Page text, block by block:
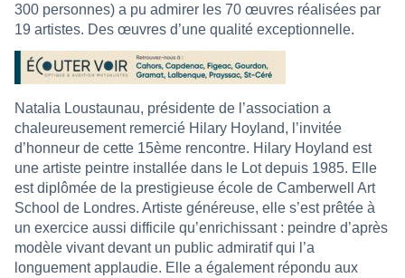
300 personnes) a pu admirer les 70 œuvres réalisées par
19 artistes. Des œuvres d’une qualité exceptionnelle.
Natalia Loustaunau, présidente de l’association a
chaleureusement remercié Hilary Hoyland, l’invitée
d’honneur de cette 15ème rencontre. Hilary Hoyland est
une artiste peintre installée dans le Lot depuis 1985. Elle
est diplômée de la prestigieuse école de Camberwell Art
School de Londres. Artiste généreuse, elle s’est prêtée à
un exercice aussi difficile qu’enrichissant : peindre d’après
modèle vivant devant un public admiratif qui l’a
longuement applaudie. Elle a également répondu aux